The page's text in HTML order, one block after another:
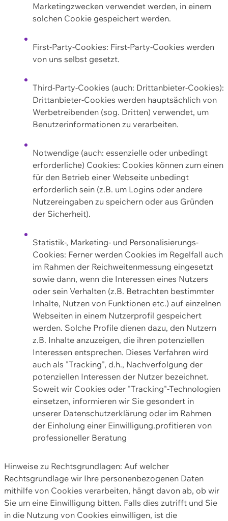
Marketingzwecken verwendet werden, in einem
solchen Cookie gespeichert werden.
First-Party-Cookies: First-Party-Cookies werden
von uns selbst gesetzt.
Third-Party-Cookies (auch: Drittanbieter-Cookies):
Drittanbieter-Cookies werden hauptsächlich von
Werbetreibenden (sog. Dritten) verwendet, um
Benutzerinformationen zu verarbeiten.
Notwendige (auch: essenzielle oder unbedingt
erforderliche) Cookies: Cookies können zum einen
für den Betrieb einer Webseite unbedingt
erforderlich sein (z.B. um Logins oder andere
Nutzereingaben zu speichern oder aus Gründen
der Sicherheit).
Statistik-, Marketing- und Personalisierungs-
Cookies: Ferner werden Cookies im Regelfall auch
im Rahmen der Reichweitenmessung eingesetzt
sowie dann, wenn die Interessen eines Nutzers
oder sein Verhalten (z.B. Betrachten bestimmter
Inhalte, Nutzen von Funktionen etc.) auf einzelnen
Webseiten in einem Nutzerprofil gespeichert
werden. Solche Profile dienen dazu, den Nutzern
z.B. Inhalte anzuzeigen, die ihren potenziellen
Interessen entsprechen. Dieses Verfahren wird
auch als "Tracking", d.h., Nachverfolgung der
potenziellen Interessen der Nutzer bezeichnet.
Soweit wir Cookies oder "Tracking"-Technologien
einsetzen, informieren wir Sie gesondert in
unserer Datenschutzerklärung oder im Rahmen
der Einholung einer Einwilligung.profitieren von
professioneller Beratung
Hinweise zu Rechtsgrundlagen: Auf welcher
Rechtsgrundlage wir Ihre personenbezogenen Daten
mithilfe von Cookies verarbeiten, hängt davon ab, ob wir
Sie um eine Einwilligung bitten. Falls dies zutrifft und Sie
in die Nutzung von Cookies einwilligen, ist die